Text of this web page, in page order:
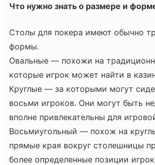
Что нужно знать о размере и
Столы для покера имеют обычно
формы.
Овальные — похожи на
которые игрок может найти в
Круглые — за которыми могут
восьми игроков. Они могут быть
вполне привлекательны для
Восьмиугольный — похож на
прямые края вокруг столешницы
более определенные позиции